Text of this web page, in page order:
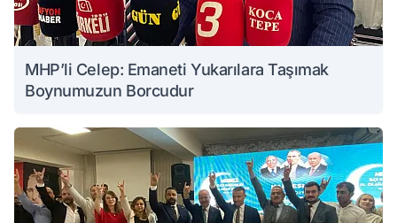
MHP’li Celep: Emaneti Yukarılara Taşımak
Boynumuzun Borcudur